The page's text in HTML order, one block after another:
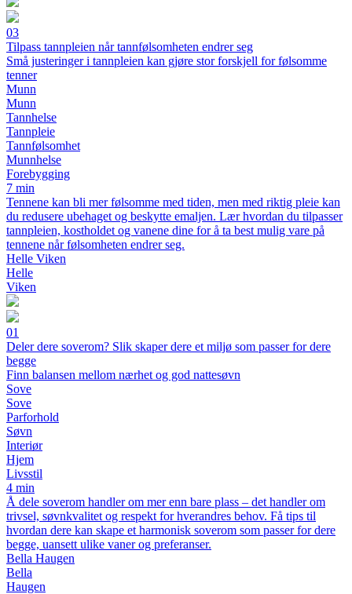
03
Tilpass tannpleien når tannfølsomheten endrer seg
Små justeringer i tannpleien kan gjøre stor forskjell for følsomme
tenner
Munn
Munn
Tannhelse
Tannpleie
Tannfølsomhet
Munnhelse
Forebygging
7 min
Tennene kan bli mer følsomme med tiden, men med riktig pleie kan
du redusere ubehaget og beskytte emaljen. Lær hvordan du tilpasser
tannpleien, kostholdet og vanene dine for å ta best mulig vare på
tennene når følsomheten endrer seg.
Helle Viken
Helle
Viken
01
Deler dere soverom? Slik skaper dere et miljø som passer for dere
begge
Finn balansen mellom nærhet og god nattesøvn
Sove
Sove
Parforhold
Søvn
Interiør
Hjem
Livsstil
4 min
Å dele soverom handler om mer enn bare plass – det handler om
trivsel, søvnkvalitet og respekt for hverandres behov. Få tips til
hvordan dere kan skape et harmonisk soverom som passer for dere
begge, uansett ulike vaner og preferanser.
Bella Haugen
Bella
Haugen